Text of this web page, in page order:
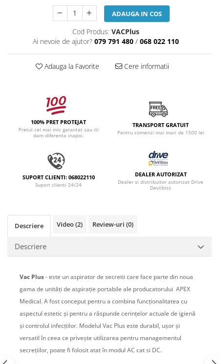
ADAUGA IN COS
Cod Produs: VACPlus
Ai nevoie de ajutor? 079 791 480 / 068 022 110
Adauga la Favorite Cere informatii
100% PRET PROTEJAT
Pretul cel mai mic garantat sau iti
dam diferenta inapoi.
TRANSPORT GRATUIT
Pentru comenzi mai mari de 1500 lei
SUPORT CLIENTI: 068022110
Suport clienti 24/24
DEALER AUTORIZAT
Dealer si distribuitor autorizat Drive
Devilbiss
Descriere Video(2) Review-uri (0)
Descriere
Vac Plus- este un aspirator de secretii care face parte din noua
gama de unități de aspirație portabile ale producatorului APEX
Medical. A fost conceput pentru a combina funcționalitatea cu
aspectul estetic și pentru a răspunde cerințelor actuale de igienă
şi controlul infecţiilor. Modelul Vac Plus este durabil, ușor și
versatil în ceea ce privește utilizarea pentru managementul
secrețiilor, poate fi folosit atat în modul AC cat si DC.